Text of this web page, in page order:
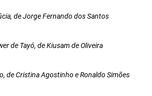
de Jorge Fernando dos Santos
de Tayó, de Kiusam de Oliveira
de Cristina Agostinho e Ronaldo Simões